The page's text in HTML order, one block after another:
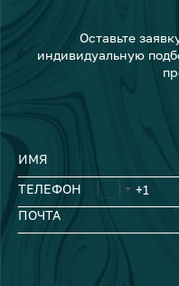
Оставьте
индивидуальную
ИМЯ
ТЕЛЕФОН
ПОЧТА